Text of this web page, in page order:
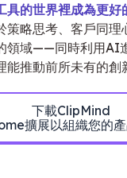
具的世界裡成為更好
策略思考、客戶同
領域——同時利用AI
推動前所未有的創
下載ClipMind
擴展以組織您的